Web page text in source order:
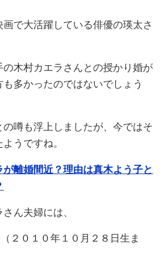
で大活躍している俳優の瑛太さ
の木村カエラさんとの授かり婚が
多かったのではないでしょう
噂も浮上しましたが、今ではそ
うですね。
離婚間近？理由は真木よう子と
ん夫婦には、
２０１０年１０月２８日生ま